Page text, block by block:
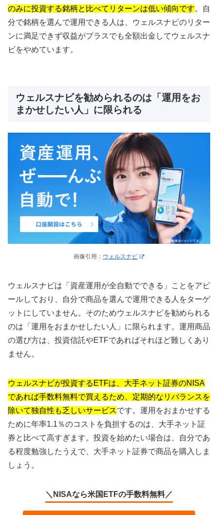
のみに投資する銘柄と比べてリターンは低い傾向です。自
分で銘柄を選んで運用できる人は、ウェルスナビのリター
ンに満足できず収益がプラスでも全額出金してウェルスナ
ビをやめています。
ウェルスナビを勧められるのは「運用をお
まかせしたい人」に限られる
画像引用： ウェルスナビ
ウェルスナビは「資産運用が全自動でできる」ことをアピ
ールしており、自分で商品を選んで運用できる人をターゲ
ットにしていません。そのためウェルスナビを勧められる
のは「運用をおまかせしたい人」に限られます。運用商品
の選び方は、投資信託やETFであればそれほど難しくあり
ません。
ウェルスナビが投資するETFは、大手ネット証券のNISA
であれば手数料無料で買えるため、定期的なリバランスを
除いて独自性も乏しいサービスです。運用をおまかせする
ために年率1.1％のコストを負担するのは、大手ネット証
券と比べて高すぎます。投資を始めたい場合は、自分であ
る程度勉強したうえで、大手ネット証券で商品を購入しま
しょう。
＼NISAなら米国ETFの手数料無料／